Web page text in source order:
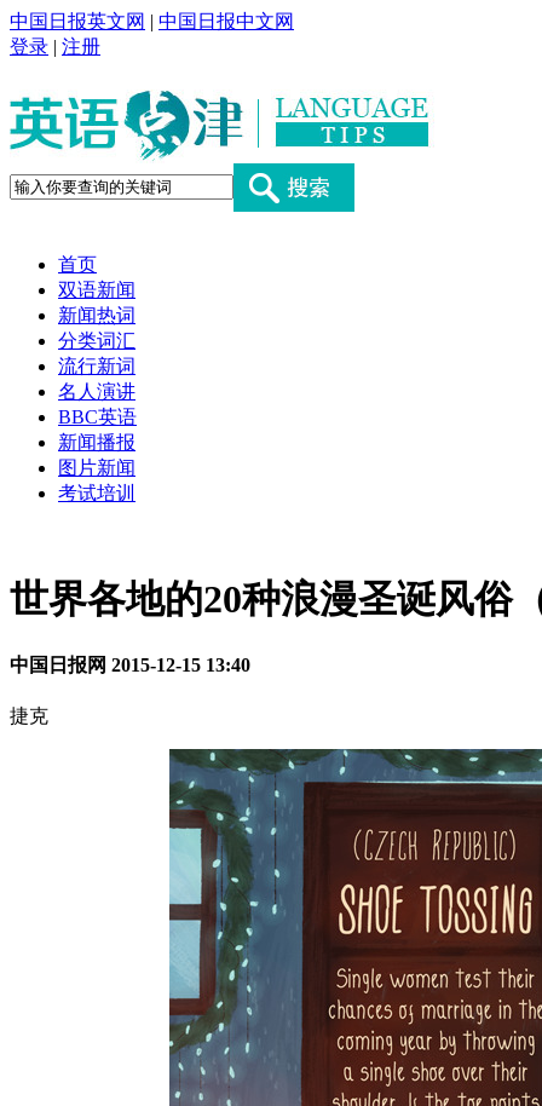
中国日报英文网 | 中国日报中文网
登录 | 注册
首页
双语新闻
新闻热词
分类词汇
流行新词
名人演讲
BBC英语
新闻播报
图片新闻
考试培训
世界各地的20种浪漫圣诞风俗
中国日报网 2015-12-15 13:40
捷克